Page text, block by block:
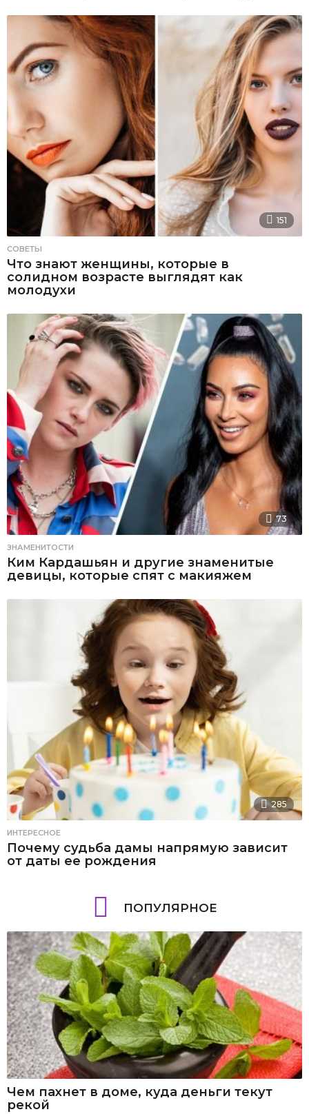
151
СОВЕТЫ
Что знают женщины, которые в
солидном возрасте выглядят как
молодухи
73
ЗНАМЕНИТОСТИ
Ким Кардашьян и другие знаменитые
девицы, которые спят с макияжем
285
ИНТЕРЕСНОЕ
Почему судьба дамы напрямую зависит
от даты ее рождения
ПОПУЛЯРНОЕ
Чем пахнет в доме, куда деньги текут
рекой